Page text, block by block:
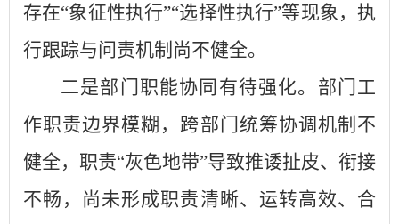
存在“象征性执行”“选择性执行”等现象，执
行跟踪与问责机制尚不健全。
二是部门职能协同有待强化。部门工
作职责边界模糊，跨部门统筹协调机制不
健全，职责“灰色地带”导致推诿扯皮、衔接
不畅，尚未形成职责清晰、运转高效、合